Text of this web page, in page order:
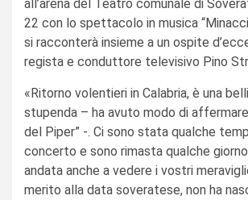
all’arena del Teatro comunale di
22 con lo spettacolo in musica
si racconterà insieme a un ospite
regista e conduttore televisivo Pino
«Ritorno volentieri in Calabria, è una
stupenda – ha avuto modo di affermare
del Piper” -. Ci sono stata qualche
concerto e sono rimasta qualche giorno
andata anche a vedere i vostri
merito alla data soveratese, non ha